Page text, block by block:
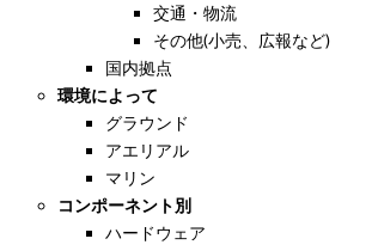
交通・物流
その他(小売、広報など)
国内拠点
環境によって
グラウンド
アエリアル
マリン
コンポーネント別
ハードウェア